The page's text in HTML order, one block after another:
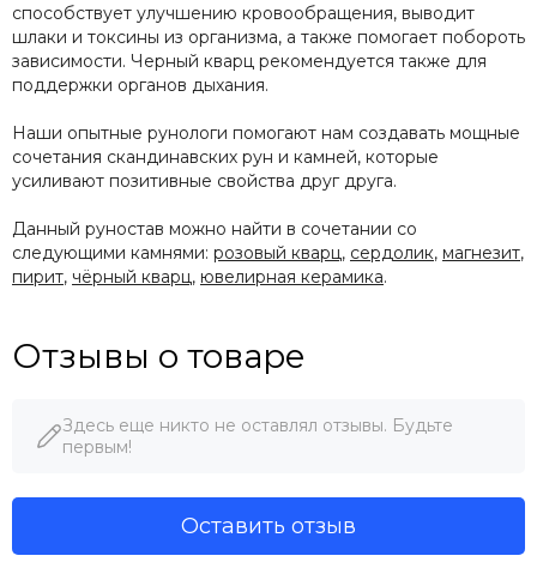
способствует улучшению кровообращения, выводит
шлаки и токсины из организма, а также помогает побороть
зависимости. Черный кварц рекомендуется также для
поддержки органов дыхания.
Наши опытные рунологи помогают нам создавать мощные
сочетания скандинавских рун и камней, которые
усиливают позитивные свойства друг друга.
Данный руностав можно найти в сочетании со
следующими камнями: розовый кварц, сердолик, магнезит,
пирит, чёрный кварц, ювелирная керамика.
Отзывы о товаре
Здесь еще никто не оставлял отзывы. Будьте
первым!
Оставить отзыв